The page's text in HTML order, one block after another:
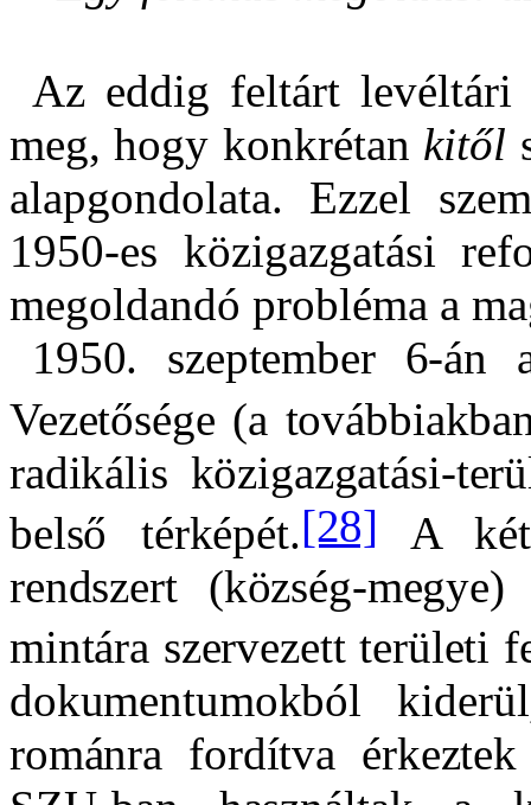
Az eddig feltárt levéltári
meg, hogy konkrétan kitől
alapgondolata. Ezzel
1950-es közigazgatási
megoldandó probléma a
1950. szeptember 6-án
Vezetősége (a
radikális közigazgatási-
belső térképét.[28] A
rendszert (község-
mintára szervezett területi
dokumentumokból
románra fordítva